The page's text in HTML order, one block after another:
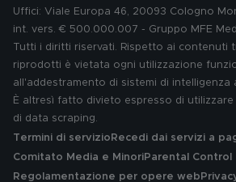
Uffici: Viale Europa 46, 20093 Cologno
int. vers. € 500.000.007 - Gruppo MFE
Tutti i diritti riservati. Rispetto ai contenuti
riprodotti è vietata ogni utilizzazione
all'addestramento di sistemi di intelligenza
È altresì fatto divieto espresso di
di data scraping.
Termini di servizio Recedi dai servizi a
Comitato Media e MinoriParental Control
Regolamentazione per opere web